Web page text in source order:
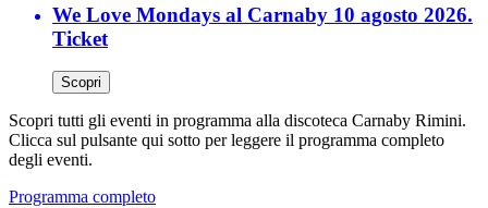
We Love Mondays al Carnaby 10 agosto 2026.
Ticket
Scopri
Scopri tutti gli eventi in programma alla discoteca Carnaby Rimini.
Clicca sul pulsante qui sotto per leggere il programma completo
degli eventi.
Programma completo